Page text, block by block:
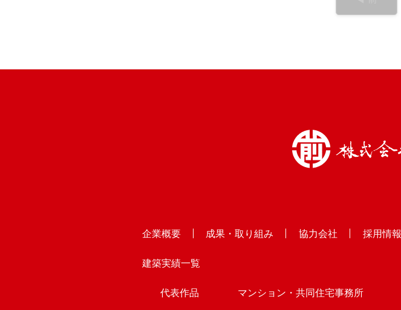
企業概要 成果・取り組み 協力会社 採用情報
建築実績一覧
代表作品 マンション・共同住宅事務所